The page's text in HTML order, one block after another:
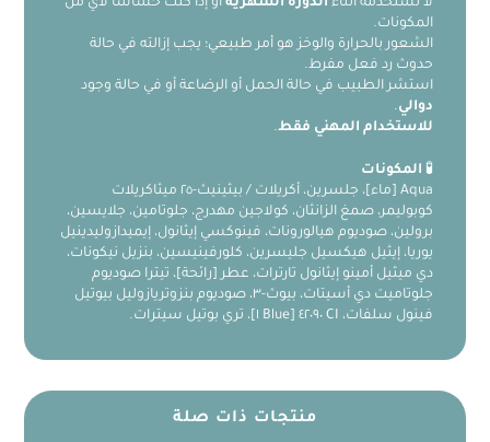
لا تستخدمه أثناء الدورة الشهرية أو إذا كنت حساسًا لأي من
المكونات.
الشعور بالحرارة والوخز هو أمر طبيعي؛ يجب إزالته في حالة
حدوث رد فعل مفرط.
استشر الطبيب في حالة الحمل أو الرضاعة أو في حالة وجود
دوالي.
للاستخدام المهني فقط.
🧪 المكونات
Aqua [ماء]، جلسرين، أكريلات / بيثينيث-٢٥ ميثاكريلات
كوبوليمر، صمغ الزانثان، كولاجين مهدرج، جلوتامين، جلايسين،
برولين، صوديوم هيالورونات، فينوكسي إيثانول، إيميدازوليدينيل
يوريا، إيثيل هيكسيل جليسرين، كلورفينيسين، بنزيل نيكونات،
دي ميثيل أمينو إيثانول تارترات، عطر [رائحة]، تيترا صوديوم
جلوتاميت دي أسيتات، بيوث-٣، صوديوم بنزوتريازوليل بيوتيل
فينول سلفات، CI ٤٢٠٩٠ [Blue ١]، تري بوتيل سيترات.
منتجات ذات صلة